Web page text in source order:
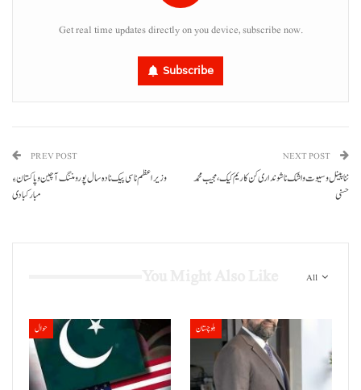
Get real time updates directly on you device, subscribe now.
Subscribe
PREV POST
وزیراعظم نا سی پیک نا دہ سال پورو مننگ آ چین و پاکستان ءِ
مبارکبادی
NEXT POST
ننا پینل و سیوت واشک نا شونداری کن کاریم کیک، مجیب محمد
حسنی
All
حوال بلوچستان